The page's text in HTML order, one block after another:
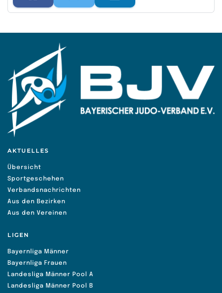
AKTUELLES
Übersicht
Sportgeschehen
Verbandsnachrichten
Aus den Bezirken
Aus den Vereinen
LIGEN
Bayernliga Männer
Bayernliga Frauen
Landesliga Männer Pool A
Landesliga Männer Pool B